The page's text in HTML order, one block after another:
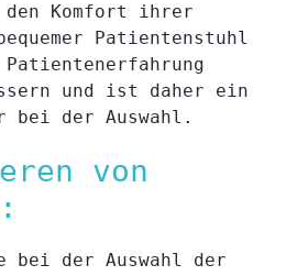
den Komfort ihrer
Patientenstuhl
und ist daher ein
bei der Auswahl.
von
bei der Auswahl der